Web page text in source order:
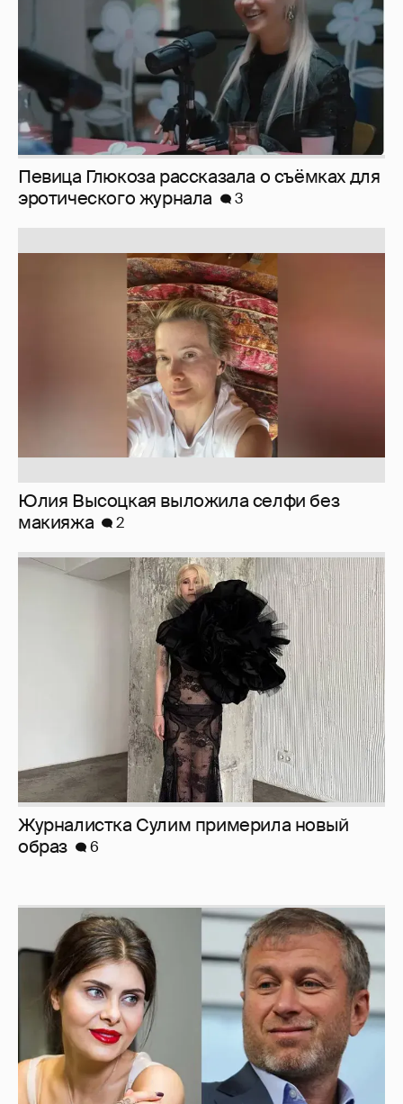
Певица Глюкоза рассказала о съёмках для
эротического журнала
3
Юлия Высоцкая выложила селфи без
макияжа
2
Журналистка Сулим примерила новый
образ
6